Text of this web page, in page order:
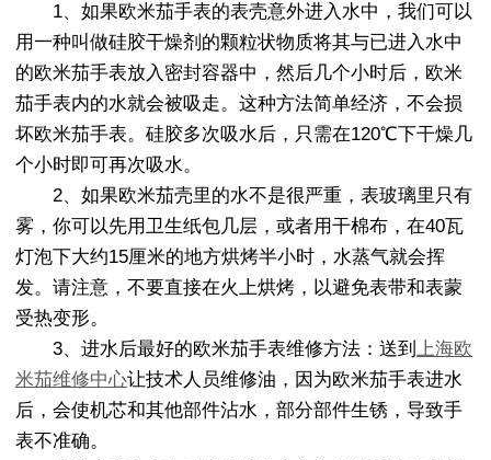
1、如果欧米茄手表的表壳意外进入水中，我们可以
用一种叫做硅胶干燥剂的颗粒状物质将其与已进入水中
的欧米茄手表放入密封容器中，然后几个小时后，欧米
茄手表内的水就会被吸走。这种方法简单经济，不会损
坏欧米茄手表。硅胶多次吸水后，只需在120℃下干燥几
个小时即可再次吸水。
2、如果欧米茄壳里的水不是很严重，表玻璃里只有
雾，你可以先用卫生纸包几层，或者用干棉布，在40瓦
灯泡下大约15厘米的地方烘烤半小时，水蒸气就会挥
发。请注意，不要直接在火上烘烤，以避免表带和表蒙
受热变形。
3、进水后最好的欧米茄手表维修方法：送到 上海欧
米茄维修中心让技术人员维修油，因为欧米茄手表进水
后，会使机芯和其他部件沾水，部分部件生锈，导致手
表不准确。